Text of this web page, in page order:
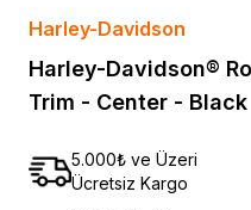
Harley-Davidson
Harley-Davidson®
Trim - Center - Black
5.000₺ ve Üzeri
Ücretsiz Kargo